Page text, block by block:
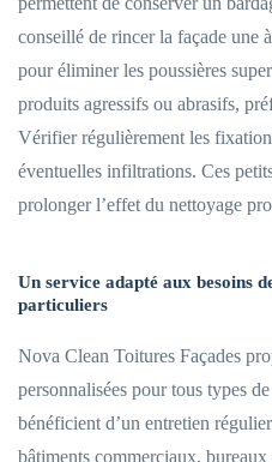
conseillé de rincer la façade une
pour éliminer les poussières
produits agressifs ou abrasifs,
Vérifier régulièrement les
éventuelles infiltrations. Ces
prolonger l’effet du nettoyage
Un service adapté aux besoins
particuliers
Nova Clean Toitures Façades
personnalisées pour tous types
bénéficient d’un entretien
bâtiments commerciaux,